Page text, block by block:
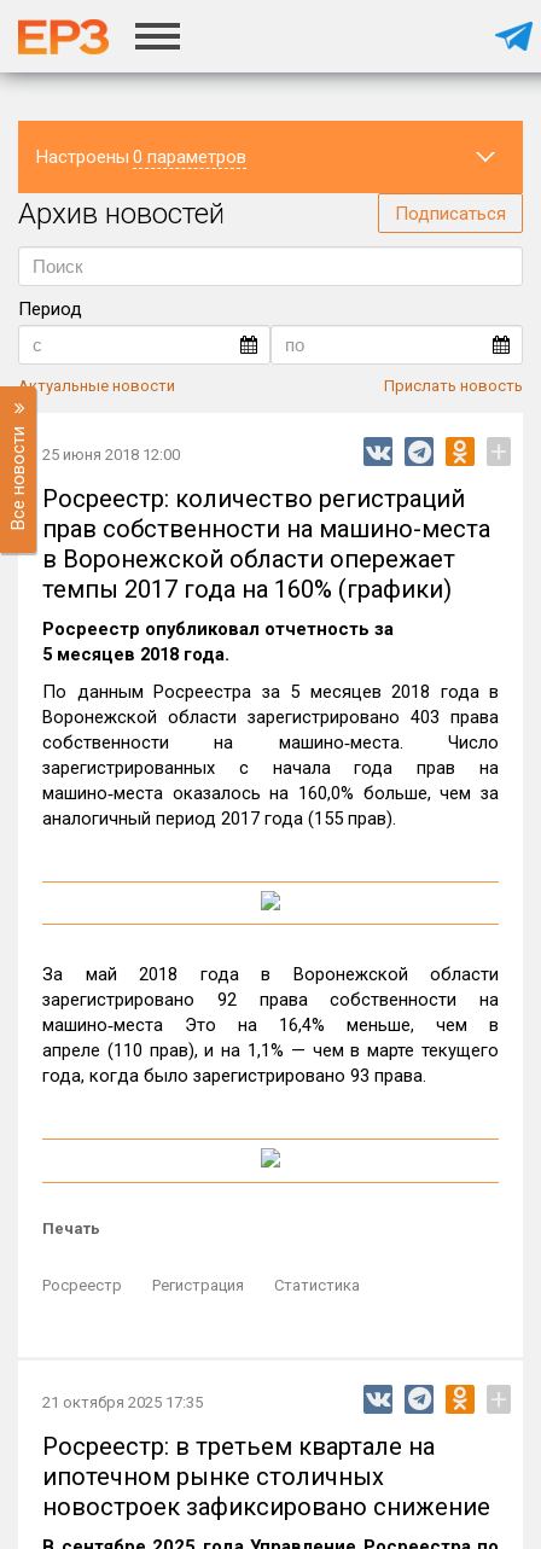
Настроены 0 параметров
Регион
Архив новостей Подписаться
Период
Актуальные новости Прислать новость
Все новости 25 июня 2018 12:00 +
Росреестр: количество регистраций
прав собственности на машино-места
в Воронежской области опережает
темпы 2017 года на 160% (графики)
Росреестр опубликовал отчетность за
5 месяцев 2018 года.
По данным Росреестра за 5 месяцев 2018 года в
Воронежской области зарегистрировано 403 права
собственности на машино‑места. Число
зарегистрированных с начала года прав на
машино‑места оказалось на 160,0% больше, чем за
аналогичный период 2017 года (155 прав).
За май 2018 года в Воронежской области
зарегистрировано 92 права собственности на
машино‑места Это на 16,4% меньше, чем в
апреле (110 прав), и на 1,1% — чем в марте текущего
года, когда было зарегистрировано 93 права.
Печать
Росреестр Регистрация Статистика
21 октября 2025 17:35 +
Росреестр: в третьем квартале на
ипотечном рынке столичных
новостроек зафиксировано снижение